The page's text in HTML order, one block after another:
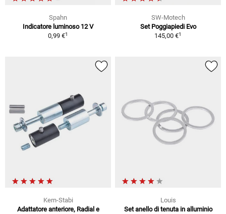
Spahn
Indicatore luminoso 12 V
0,99 €1
SW-Motech
Set Poggiapiedi Evo
145,00 €1
Kern-Stabi
Adattatore anteriore, Radial e
Louis
Set anello di tenuta in alluminio